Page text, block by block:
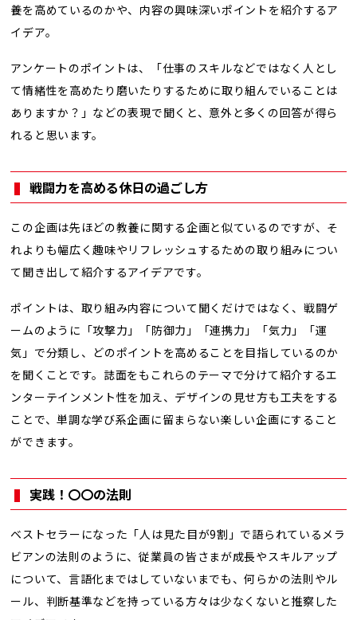
養を高めているのかや、内容の興味深いポイントを紹介するア
イデア。
アンケートのポイントは、「仕事のスキルなどではなく人とし
て情緒性を高めたり磨いたりするために取り組んでいることは
ありますか？」などの表現で聞くと、意外と多くの回答が得ら
れると思います。
戦闘力を高める休日の過ごし方
この企画は先ほどの教養に関する企画と似ているのですが、そ
れよりも幅広く趣味やリフレッシュするための取り組みについ
て聞き出して紹介するアイデアです。
ポイントは、取り組み内容について聞くだけではなく、戦闘ゲ
ームのように「攻撃力」「防御力」「連携力」「気力」「運
気」で分類し、どのポイントを高めることを目指しているのか
を聞くことです。誌面をもこれらのテーマで分けて紹介するエ
ンターテインメント性を加え、デザインの見せ方も工夫をする
ことで、単調な学び系企画に留まらない楽しい企画にすること
ができます。
実践！〇〇の法則
ベストセラーになった「人は見た目が9割」で語られているメラ
ビアンの法則のように、従業員の皆さまが成長やスキルアップ
について、言語化まではしていないまでも、何らかの法則やル
ール、判断基準などを持っている方々は少なくないと推察した